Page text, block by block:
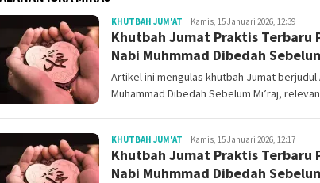
KHUTBAH JUM'AT Redaksi
Kamis, 15 Januari 2026, 12:39
Khutbah Jumat Praktis Terbaru
Nabi Muhmmad Dibedah
Artikel ini mengulas khutbah Jumat berjudul
Muhammad Dibedah Sebelum Mi’raj,
KHUTBAH JUM'AT Redaksi
Kamis, 15 Januari 2026, 12:17
Khutbah Jumat Praktis Terbaru
Nabi Muhmmad Dibedah